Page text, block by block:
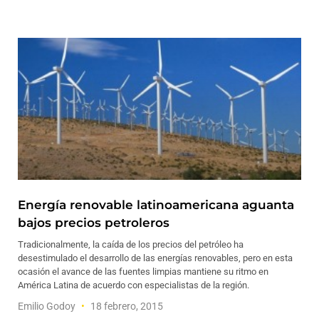
Energía renovable latinoamericana aguanta
bajos precios petroleros
Tradicionalmente, la caída de los precios del petróleo ha
desestimulado el desarrollo de las energías renovables, pero en esta
ocasión el avance de las fuentes limpias mantiene su ritmo en
América Latina de acuerdo con especialistas de la región.
Emilio Godoy 18 febrero, 2015